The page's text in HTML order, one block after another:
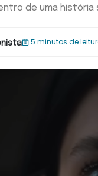
de uma
5 minutos de